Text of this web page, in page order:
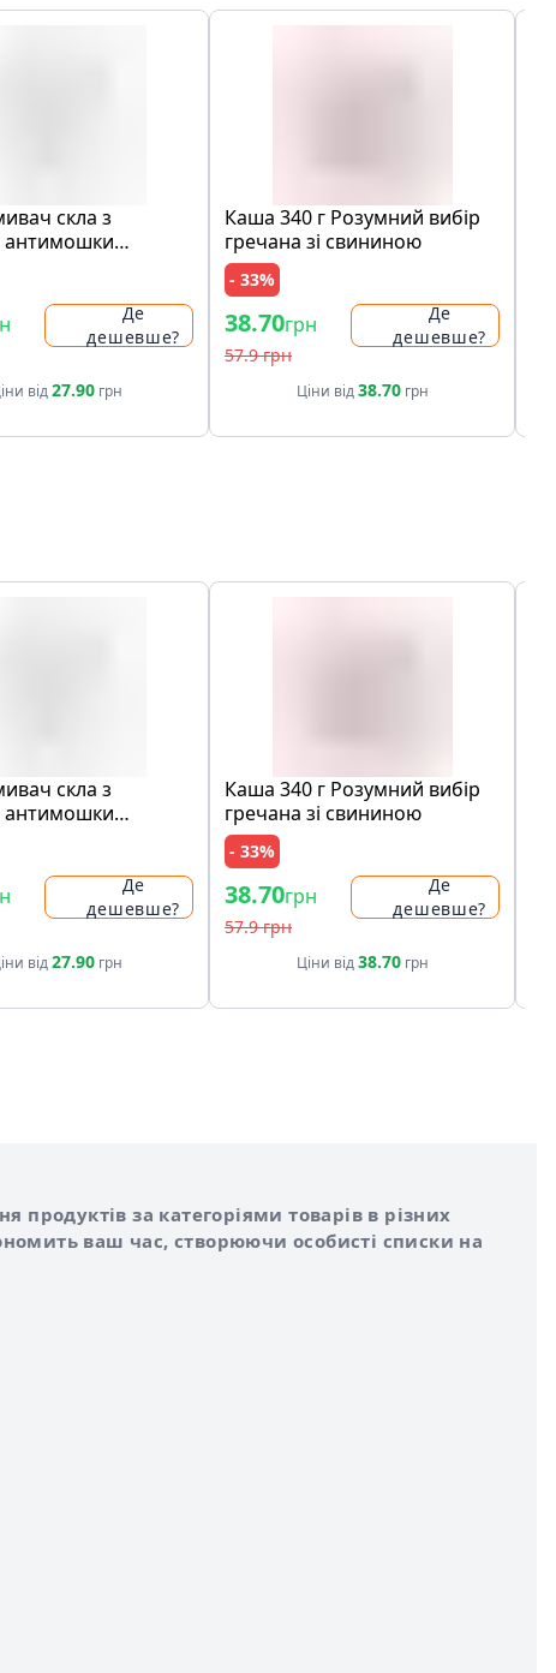
cкла з
антимошки
Де
дешевше?
від27.90грн
Каша 340 г Розумний вибір
гречана зі свининою
- 33%
38.70грн
57.9 грн
Де
дешевше?
Ціни від38.70грн
cкла з
антимошки
Де
дешевше?
від27.90грн
Каша 340 г Розумний вибір
гречана зі свининою
- 33%
38.70грн
57.9 грн
Де
дешевше?
Ціни від38.70грн
за категоріями товарів в різних
ваш час, створюючи особисті списки на